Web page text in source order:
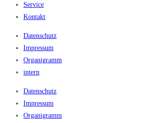
Service
Kontakt
Datenschutz
Impressum
Organigramm
intern
Datenschutz
Impressum
Organigramm